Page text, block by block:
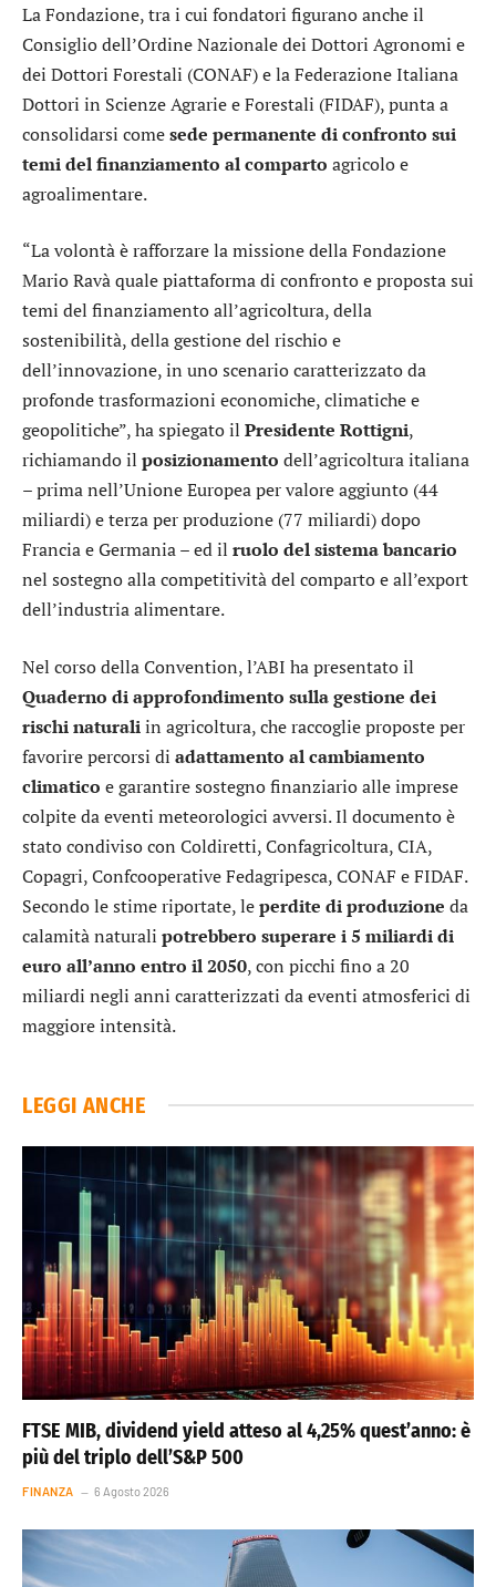
La Fondazione, tra i cui fondatori figurano anche il
Consiglio dell’Ordine Nazionale dei Dottori Agronomi e
dei Dottori Forestali (CONAF) e la Federazione Italiana
Dottori in Scienze Agrarie e Forestali (FIDAF), punta a
consolidarsi comesede permanente di confronto sui
temi del finanziamento al comparto agricolo e
agroalimentare.
“La volontà è rafforzare la missione della Fondazione
Mario Ravà quale piattaforma di confronto e proposta sui
temi del finanziamento all’agricoltura, della
sostenibilità, della gestione del rischio e
dell’innovazione, in uno scenario caratterizzato da
profonde trasformazioni economiche, climatiche e
geopolitiche”, ha spiegato il Presidente Rottigni,
richiamando il posizionamento dell’agricoltura italiana
– prima nell’Unione Europea per valore aggiunto (44
miliardi) e terza per produzione (77 miliardi) dopo
Francia e Germania – ed il ruolo del sistema bancario
nel sostegno alla competitività del comparto e all’export
dell’industria alimentare.
Nel corso della Convention, l’ABI ha presentato il
Quaderno di approfondimento sulla gestione dei
rischi naturaliin agricoltura, che raccoglie proposte per
favorire percorsi di adattamento al cambiamento
climatico e garantire sostegno finanziario alle imprese
colpite da eventi meteorologici avversi. Il documento è
stato condiviso con Coldiretti, Confagricoltura, CIA,
Copagri, Confcooperative Fedagripesca, CONAF e FIDAF.
Secondo le stime riportate, leperdite di produzione da
calamità naturali potrebbero superare i 5 miliardi di
euro all’anno entro il 2050, con picchi fino a 20
miliardi negli anni caratterizzati da eventi atmosferici di
maggiore intensità.
LEGGI ANCHE
FTSE MIB, dividend yield atteso al 4,25% quest’anno: è
più del triplo dell’S&P 500
FINANZA 6 Agosto 2026